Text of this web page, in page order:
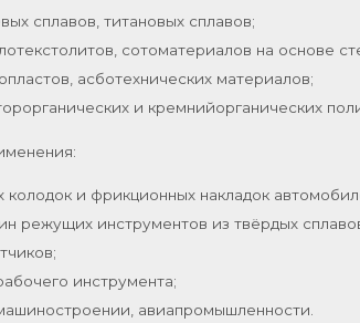
сплавов, титановых сплавов;
сотоматериалов на основе
асботехнических материалов;
и кремнийорганических
и фрикционных накладок
режущих инструментов из твёрдых
инструмента;
авиапромышленности.